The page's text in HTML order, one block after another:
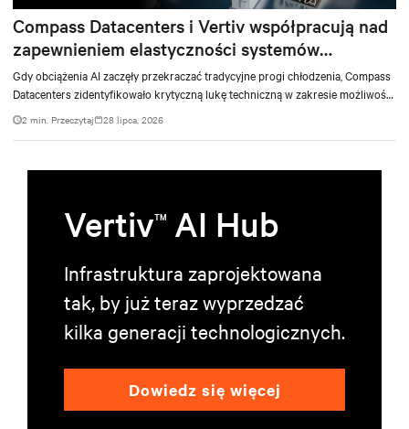
urzeczywistnienie jej wizji centrów danych opartych na AI, wspierając rozwój
inteligencji cyfrowej i zapewniając wartość dodaną w różnych branżach na
całym świecie.
Compass Datacenters i Vertiv współpracują nad
zapewnieniem elastyczności systemów
chłodzenia dla AI
Gdy obciążenia AI zaczęły przekraczać tradycyjne progi chłodzenia, Compass
Datacenters zidentyfikowało krytyczną lukę techniczną w zakresie możliwości
zarządzania ciepłem. Firma nawiązała współpracę z Vertiv w ramach
intensywnej, 11-miesięcznej inicjatywy inżynieryjnej, której celem było
zarówno obecne, jak i przyszłe wymagania w zakresie przetwarzania danych o
2 min. Przeczytaj 28 lipca, 2026
VertivTM AI Hub
Infrastruktura zaprojektowana
tak, by już teraz wyprzedzać
kilka generacji technologicznych.
Dowiedz się więcej